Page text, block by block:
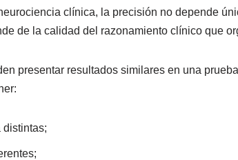
clínica, la precisión no depende
de la calidad del razonamiento clínico que
presentar resultados similares en una
distintas;